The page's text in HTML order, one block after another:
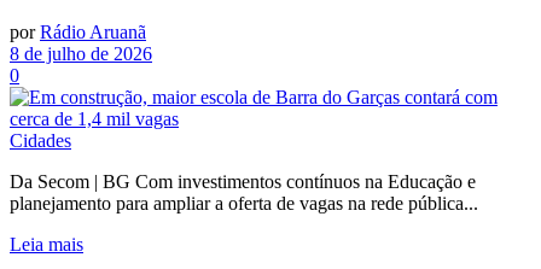
por Rádio Aruanã
8 de julho de 2026
0
Cidades
Da Secom | BG Com investimentos contínuos na Educação e
planejamento para ampliar a oferta de vagas na rede pública...
Leia mais